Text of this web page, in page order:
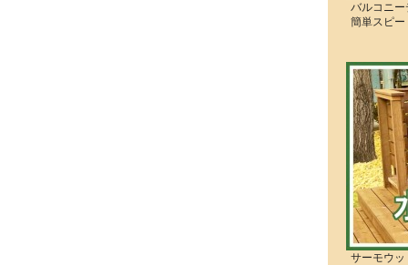
バルコニ
簡単スピ
サーモウ